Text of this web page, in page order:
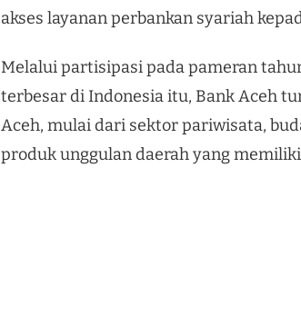
akses layanan perbankan syariah
Melalui partisipasi pada pameran
terbesar di Indonesia itu, Bank Aceh
Aceh, mulai dari sektor pariwisata,
produk unggulan daerah yang